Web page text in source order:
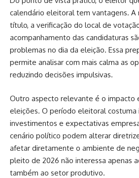
calendário eleitoral tem vantagens. A
título, a verificação do local de
acompanhamento das candidaturas
problemas no dia da eleição. Essa
permite analisar com mais calma as
reduzindo decisões impulsivas.
Outro aspecto relevante é o impacto
eleições. O período eleitoral costuma
investimentos e expectativas
cenário político podem alterar
afetar diretamente o ambiente de
pleito de 2026 não interessa apenas
também ao setor produtivo.